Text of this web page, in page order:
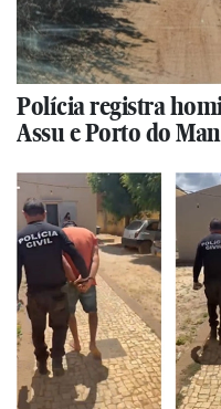
Polícia registra
Assu e Porto do